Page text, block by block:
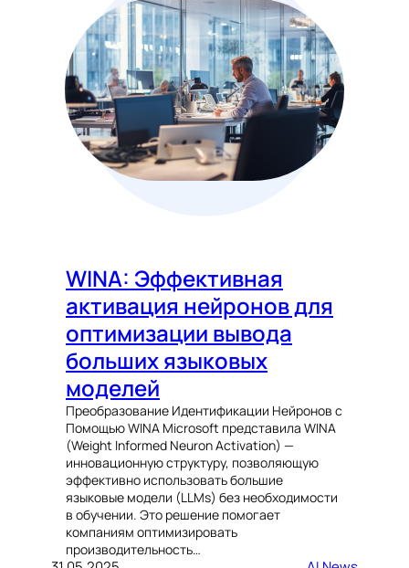
WINA: Эффективная
активация нейронов для
оптимизации вывода
больших языковых
моделей
Преобразование Идентификации Нейронов с
Помощью WINA Microsoft представила WINA
(Weight Informed Neuron Activation) —
инновационную структуру, позволяющую
эффективно использовать большие
языковые модели (LLMs) без необходимости
в обучении. Это решение помогает
компаниям оптимизировать
производительность…